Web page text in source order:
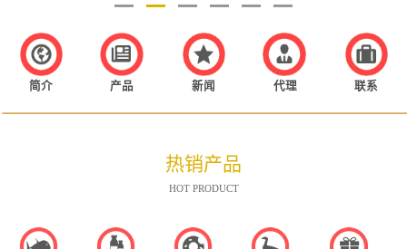
简介 产品 新闻 代理 联系
热销产品
HOT PRODUCT